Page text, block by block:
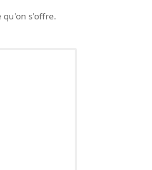
qu'on s'offre.